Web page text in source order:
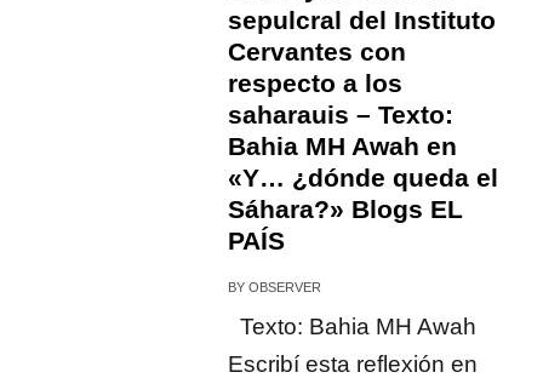
sepulcral del Instituto
Cervantes con
respecto a los
saharauis – Texto:
Bahia MH Awah en
«Y… ¿dónde queda el
Sáhara?» Blogs EL
PAÍS
BYOBSERVER
Texto: Bahia MH Awah
Escribí esta reflexión en